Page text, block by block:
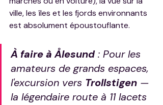
ville, les îles et les fjords environnants
est absolument époustouflante.
À faire à Ålesund : Pour les
amateurs de grands espaces,
l'excursion vers Trollstigen —
la légendaire route à 11 lacets